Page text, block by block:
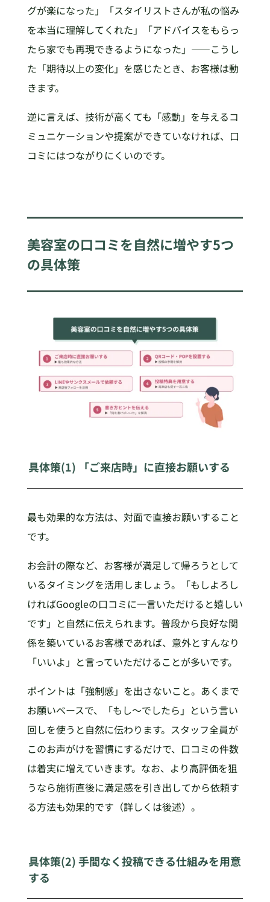
グが楽になった」「スタイリストさんが私の悩み
を本当に理解してくれた」「アドバイスをもらっ
たら家でも再現できるようになった」——こうし
た「期待以上の変化」を感じたとき、お客様は動
きます。
逆に言えば、技術が高くても「感動」を与えるコ
ミュニケーションや提案ができていなければ、口
コミにはつながりにくいのです。
美容室の口コミを自然に増やす5つ
の具体策
具体策(1) 「ご来店時」に直接お願いする
最も効果的な方法は、対面で直接お願いすること
です。
お会計の際など、お客様が満足して帰ろうとして
いるタイミングを活用しましょう。「もしよろし
ければGoogleの口コミに一言いただけると嬉しい
です」と自然に伝えられます。普段から良好な関
係を築いているお客様であれば、意外とすんなり
「いいよ」と言っていただけることが多いです。
ポイントは「強制感」を出さないこと。あくまで
お願いベースで、「もし〜でしたら」という言い
回しを使うと自然に伝わります。スタッフ全員が
このお声がけを習慣にするだけで、口コミの件数
は着実に増えていきます。なお、より高評価を狙
うなら施術直後に満足感を引き出してから依頼す
る方法も効果的です（詳しくは後述）。
具体策(2) 手間なく投稿できる仕組みを用意
する